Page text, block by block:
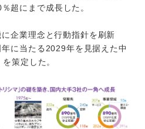
超にまで成長した。
企業理念と行動指針を刷新
に当たる2029年を見据えた中
策定した。